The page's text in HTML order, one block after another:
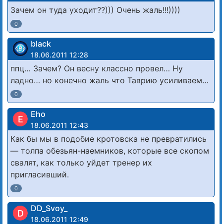
Зачем он туда уходит??))) Очень жаль!!!))))
0
black
18.06.2011 12:28
ппц… Зачем? Он весну классно провел… Ну
ладно… но конечно жаль что Таврию усиливаем…
0
E Eho
18.06.2011 12:43
Как бы мы в подобие кротовска не превратились
— толпа обезьян-наемников, которые все скопом
свалят, как только уйдет тренер их
пригласивший.
0
D DD_Svoy_
18.06.2011 12:49